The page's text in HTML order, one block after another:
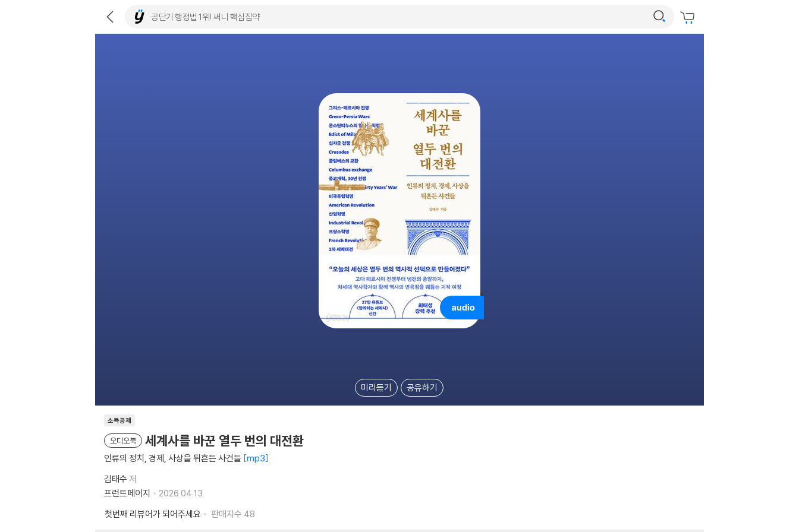
미리듣기 공유하기
소득공제
오디오북 세계사를 바꾼 열두 번의 대전환
인류의 정치, 경제, 사상을 뒤흔든 사건들 mp3
김태수 저
프런트페이지
2026.04.13.
첫번째 리뷰어가 되어주세요
판매지수 48